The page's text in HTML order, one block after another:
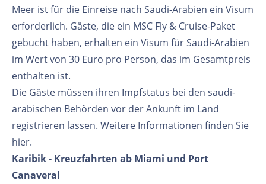
Meer ist für die Einreise nach Saudi-Arabien ein Visum
erforderlich. Gäste, die ein MSC Fly & Cruise-Paket
gebucht haben, erhalten ein Visum für Saudi-Arabien
im Wert von 30 Euro pro Person, das im Gesamtpreis
enthalten ist.
Die Gäste müssen ihren Impfstatus bei den saudi-
arabischen Behörden vor der Ankunft im Land
registrieren lassen. Weitere Informationen finden Sie
hier.
Karibik - Kreuzfahrten ab Miami und Port
Canaveral